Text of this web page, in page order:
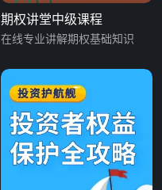
期权讲堂中级课程
在线专业讲解期权基础知识